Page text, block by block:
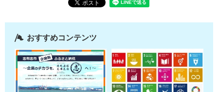
おすすめコンテンツ